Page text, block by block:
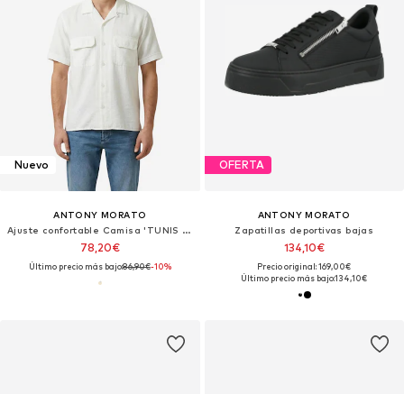
Nuevo
ANTONY MORATO
Ajuste confortable Camisa 'TUNIS REGULAR FIT MMSS00199-FA400104'
78,20€
Último precio más bajo:86,90€-10%
OFERTA
ANTONY MORATO
Zapatillas deportivas bajas
134,10€
Precio original: 169,00€
Último precio más bajo:134,10€